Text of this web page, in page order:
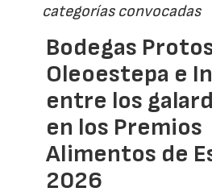
categorías convocadas
Bodegas
Oleoestepa e
entre los
en los Premios
Alimentos de
2026